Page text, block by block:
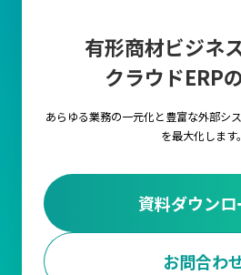
有形商材ビジネ
クラウドERP
あらゆる業務の一元化と豊富な外部シ
を最大化します。
資料ダウンロ
お問合わ